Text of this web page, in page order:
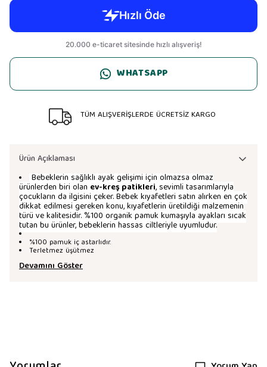
WHATSAPP
TÜM ALIŞVERİŞLERDE ÜCRETSİZ KARGO
Ürün Açıklaması
Bebeklerin sağlıklı ayak gelişimi için olmazsa olmaz
ürünlerden biri olan ev-kreş patikleri, sevimli tasarımlarıyla
çocukların da ilgisini çeker. Bebek kıyafetleri satın alırken en çok
dikkat edilmesi gereken konu, kıyafetlerin üretildiği malzemenin
türü ve kalitesidir. %100 organik pamuk kumaşıyla ayakları sıcak
tutan bu ürünler, bebeklerin hassas ciltleriyle uyumludur.
%100 pamuk iç astarlıdır.
Terletmez üşütmez
Devamını Göster